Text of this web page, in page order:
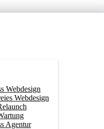
Webdesign
Webdesign
Agentur